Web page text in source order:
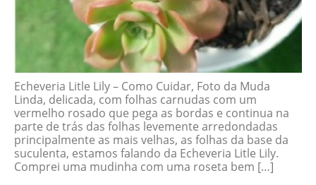
Echeveria Litle Lily – Como Cuidar, Foto da Muda
Linda, delicada, com folhas carnudas com um
vermelho rosado que pega as bordas e continua na
parte de trás das folhas levemente arredondadas
principalmente as mais velhas, as folhas da base da
suculenta, estamos falando da Echeveria Litle Lily.
Comprei uma mudinha com uma roseta bem […]